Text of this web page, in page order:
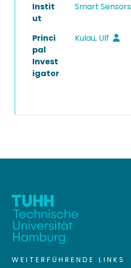
Instit
ut
Smart
Princi
pal
Invest
igator
Kulau, Ulf
WEITERFÜHRENDE LINKS